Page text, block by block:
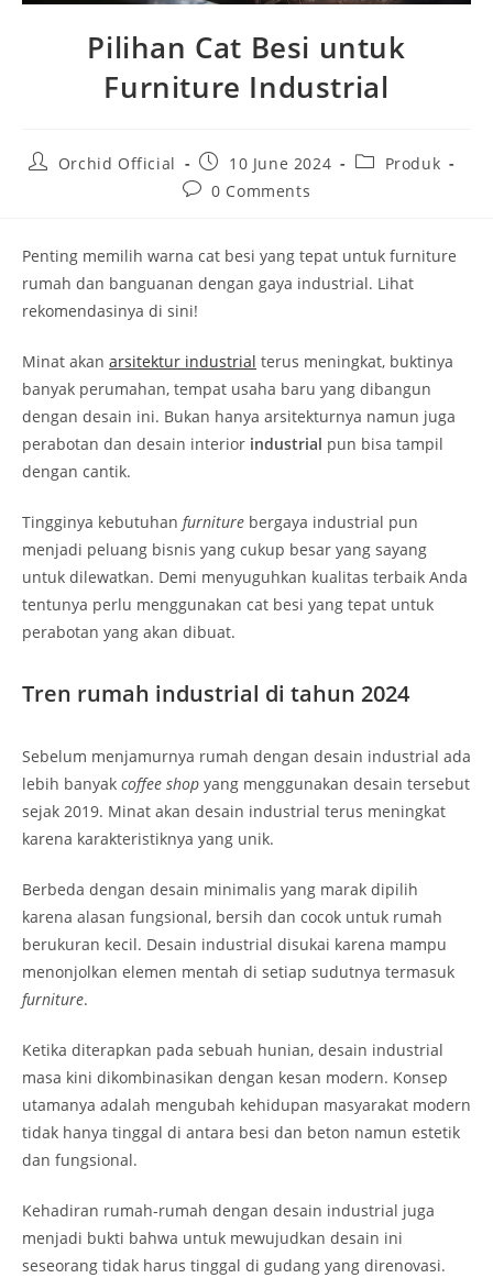
Pilihan Cat Besi untuk
Furniture Industrial
PostOrchid Official
Post
published:
10 June 2024
PostProduk
Post0 Comments
Penting memilih warna cat besi yang tepat untuk furniture
rumah dan banguanan dengan gaya industrial. Lihat
rekomendasinya di sini!
Minat akan arsitektur industrial terus meningkat, buktinya
banyak perumahan, tempat usaha baru yang dibangun
dengan desain ini. Bukan hanya arsitekturnya namun juga
perabotan dan desain interior industrial pun bisa tampil
dengan cantik.
Tingginya kebutuhan furniture bergaya industrial pun
menjadi peluang bisnis yang cukup besar yang sayang
untuk dilewatkan. Demi menyuguhkan kualitas terbaik Anda
tentunya perlu menggunakan cat besi yang tepat untuk
perabotan yang akan dibuat.
Tren rumah industrial di tahun 2024
Sebelum menjamurnya rumah dengan desain industrial ada
lebih banyak coffee shop yang menggunakan desain tersebut
sejak 2019. Minat akan desain industrial terus meningkat
karena karakteristiknya yang unik.
Berbeda dengan desain minimalis yang marak dipilih
karena alasan fungsional, bersih dan cocok untuk rumah
berukuran kecil. Desain industrial disukai karena mampu
menonjolkan elemen mentah di setiap sudutnya termasuk
furniture.
Ketika diterapkan pada sebuah hunian, desain industrial
masa kini dikombinasikan dengan kesan modern. Konsep
utamanya adalah mengubah kehidupan masyarakat modern
tidak hanya tinggal di antara besi dan beton namun estetik
dan fungsional.
Kehadiran rumah-rumah dengan desain industrial juga
menjadi bukti bahwa untuk mewujudkan desain ini
seseorang tidak harus tinggal di gudang yang direnovasi.